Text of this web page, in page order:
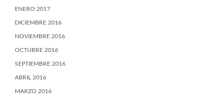
ENERO 2017
DICIEMBRE 2016
NOVIEMBRE 2016
OCTUBRE 2016
SEPTIEMBRE 2016
ABRIL 2016
MARZO 2016